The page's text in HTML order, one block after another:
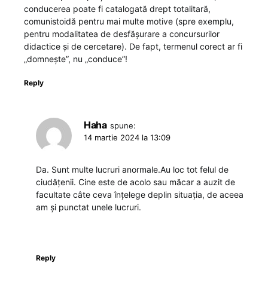
conducerea poate fi catalogată drept totalitară,
comunistoidă pentru mai multe motive (spre exemplu,
pentru modalitatea de desfășurare a concursurilor
didactice și de cercetare). De fapt, termenul corect ar fi
„domnește”, nu „conduce”!
Reply
Haha spune:
14 martie 2024 la 13:09
Da. Sunt multe lucruri anormale.Au loc tot felul de
ciudățenii. Cine este de acolo sau măcar a auzit de
facultate câte ceva înțelege deplin situația, de aceea
am și punctat unele lucruri.
Reply